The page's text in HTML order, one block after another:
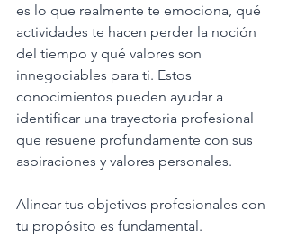
es lo que realmente te emociona, qué
actividades te hacen perder la noción
del tiempo y qué valores son
innegociables para ti. Estos
conocimientos pueden ayudar a
identificar una trayectoria profesional
que resuene profundamente con sus
aspiraciones y valores personales.
Alinear tus objetivos profesionales con
tu propósito es fundamental.